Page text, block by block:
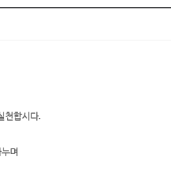
천합시다.
며